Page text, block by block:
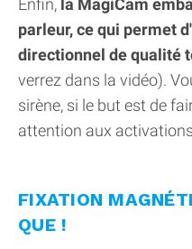
Enfin, la MagiCam
parleur, ce qui permet
directionnel de qualité
verrez dans la vidéo).
sirène, si le but est de
attention aux
FIXATION
QUE !